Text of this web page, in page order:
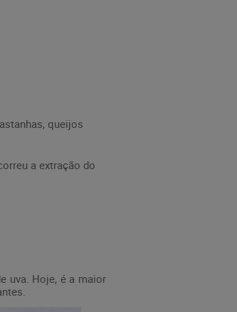
queijos
a extração do
uva. Hoje, é a maior